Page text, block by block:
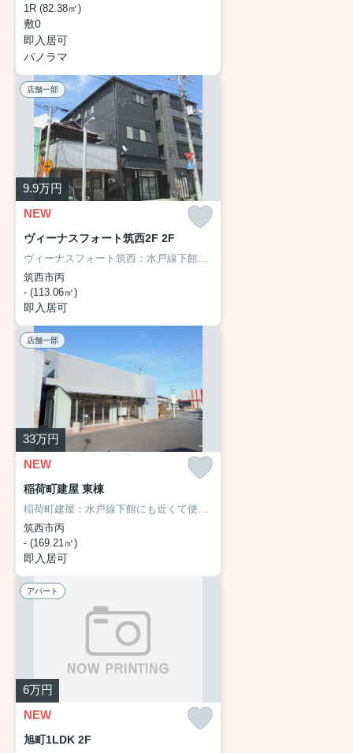
1R (82.38㎡)
敷0
即入居可
パノラマ
店舗一部
9.9万円
NEW
ヴィーナスフォート筑西2F 2F
ヴィーナスフォート筑西：水戸線下館駅にも近くて便利♪歩いて徒歩5分の場所にドラッグセイムス下館店もあります♪駅まで徒歩11分の物件です♪様々な場所へのアクセスがしやすくなる2駅利用可能な物件です♪
筑西市丙
- (113.06㎡)
即入居可
店舗一部
33万円
NEW
稲荷町建屋 東棟
稲荷町建屋：水戸線下館にも近くて便利。足利銀行 下館支店が歩いて269mのところにあります。お車をお持ちの方に駐車スペースを空けております。2駅利用できる場所にあるので利便性が高いです。周辺には、徒歩5分で利用できる駅があります。場所が平坦なのは、ランニングをする上で抑えたいポイントですね。
筑西市丙
- (169.21㎡)
即入居可
アパート
6万円
NEW
旭町1LDK 2F